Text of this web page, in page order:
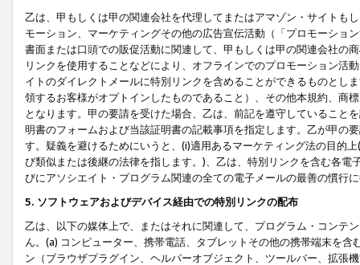
乙は、甲もしくは甲の関連会社を代理してまたはアマゾン・サイトも
モーション、マーケティングその他の広告宣伝活動（「プロモーショ
書面または口頭での販促活動に関連して、甲もしくは甲の関連会社の
リンクを使用することなどにより、オフラインでのプロモーション活
イトのダイレクトメールに特別リンクを含めることができるものとし
領するお客様がオプトインしたものであること）、その他本規約、商
となります。甲の要請を受けた場合、乙は、前記を遵守していること
明書のフォームおよび当該証明書の記載事項を指定します。乙が甲の
す。疑義を避けるためにいうと、(i)適用あるマーケティング法の目的
び類似または後継の法律を指します。)、乙は、特別リンクを含む各
びにアソシエイト・プログラム関連の全ての電子メールの最善の慣行
5. ソフトウェアおよびデバイス経由での特別リンクの配布
乙は、以下の媒体上で、またはそれに関連して、プログラム・コンテ
ん。(a) コンピューター、携帯電話、タブレットその他の携帯端末を
ン（ブラウザプラグイン、ヘルパーオブジェクト、ツールバー、拡張